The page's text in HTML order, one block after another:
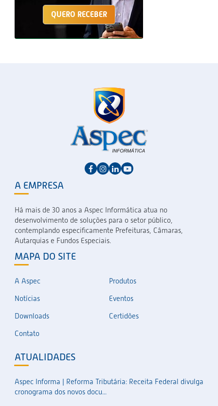
QUERO RECEBER
A EMPRESA
Há mais de 30 anos a Aspec Informática atua no
desenvolvimento de soluções para o setor público,
contemplando especificamente Prefeituras, Câmaras,
Autarquias e Fundos Especiais.
MAPA DO SITE
A Aspec
Produtos
Notícias
Eventos
Downloads
Certidões
Contato
ATUALIDADES
Aspec Informa | Reforma Tributária: Receita Federal divulga
cronograma dos novos docu...